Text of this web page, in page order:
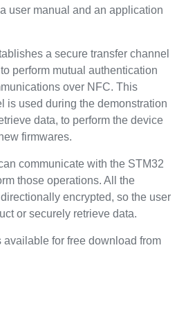
user manual and an application
a secure transfer channel
perform mutual authentication
over NFC. This
is used during the demonstration
data, to perform the device
firmwares.
communicate with the STM32
those operations. All the
encrypted, so the user
or securely retrieve data.
for free download from